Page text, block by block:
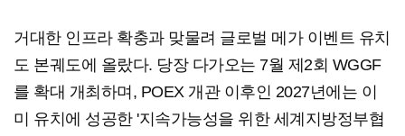
거대한 인프라 확충과 맞물려 글로벌 메가 이벤트 유치
도 본궤도에 올랐다. 당장 다가오는 7월 제2회 WGGF
를 확대 개최하며, POEX 개관 이후인 2027년에는 이
미 유치에 성공한 '지속가능성을 위한 세계지방정부협